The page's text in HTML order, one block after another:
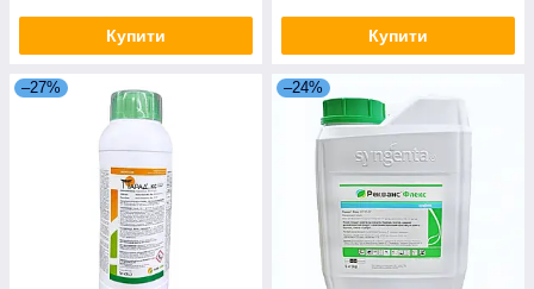
Купити Купити
–27% –24%